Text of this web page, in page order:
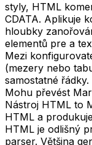
styly, HTML
CDATA. Aplikuje
hloubky
elementů pre a
Mezi
(mezery nebo
samostatné řádky.
Mohu převést
Nástroj HTML to
HTML a
HTML je odlišný
parser. Většina